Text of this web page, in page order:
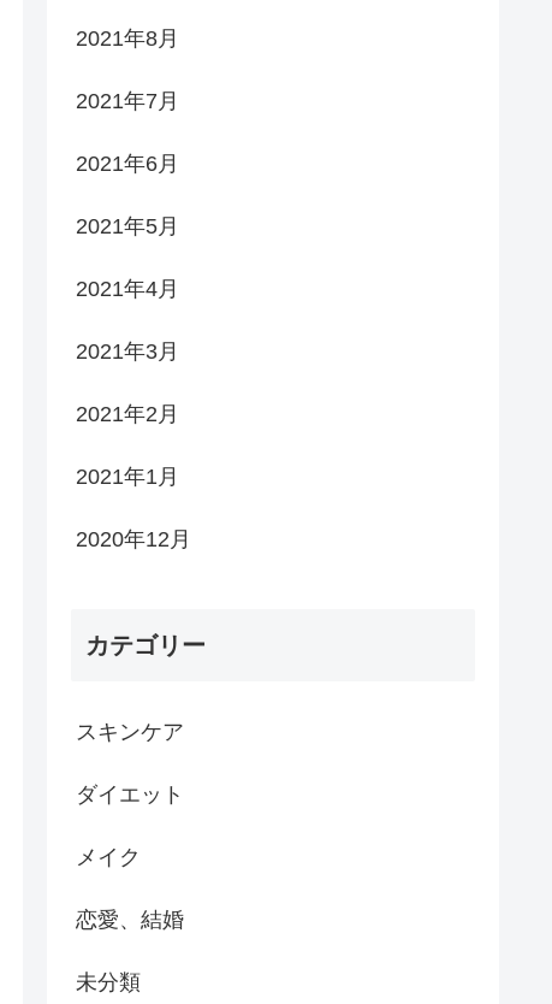
2021年8月
2021年7月
2021年6月
2021年5月
2021年4月
2021年3月
2021年2月
2021年1月
2020年12月
カテゴリー
スキンケア
ダイエット
メイク
恋愛、結婚
未分類